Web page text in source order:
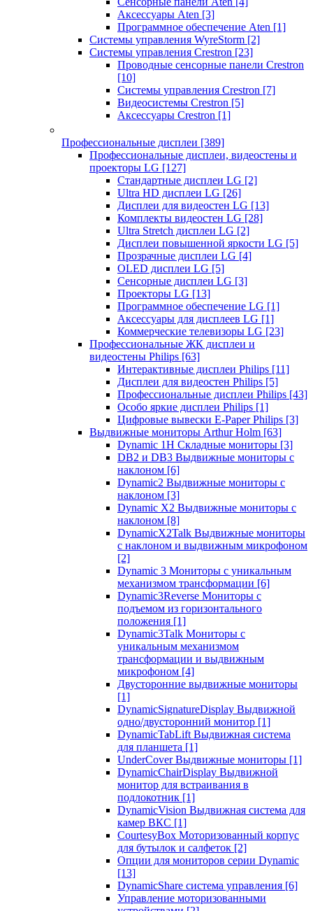
Аксессуары Aten [3]
Программное обеспечение Aten [1]
Системы управления WyreStorm [2]
Системы управления Crestron [23]
Проводные сенсорные панели Crestron
[10]
Системы управления Crestron [7]
Видеосистемы Crestron [5]
Аксессуары Crestron [1]
Профессиональные дисплеи [389]
Профессиональные дисплеи, видеостены и
проекторы LG [127]
Стандартные дисплеи LG [2]
Ultra HD дисплеи LG [26]
Дисплеи для видеостен LG [13]
Комплекты видеостен LG [28]
Ultra Stretch дисплеи LG [2]
Дисплеи повышенной яркости LG [5]
Прозрачные дисплеи LG [4]
OLED дисплеи LG [5]
Сенсорные дисплеи LG [3]
Проекторы LG [13]
Программное обеспечение LG [1]
Аксессуары для дисплеев LG [1]
Коммерческие телевизоры LG [23]
Профессиональные ЖК дисплеи и
видеостены Philips [63]
Интерактивные дисплеи Philips [11]
Дисплеи для видеостен Philips [5]
Профессиональные дисплеи Philips [43]
Особо яркие дисплеи Philips [1]
Цифровые вывески E-Paper Philips [3]
Выдвижные мониторы Arthur Holm [63]
Dynamic 1Н Складные мониторы [3]
DB2 и DB3 Выдвижные мониторы с
наклоном [6]
Dynamic2 Выдвижные мониторы с
наклоном [3]
Dynamic X2 Выдвижные мониторы с
наклоном [8]
DynamicX2Talk Выдвижные мониторы
с наклоном и выдвижным микрофоном
[2]
Dynamic 3 Мониторы с уникальным
механизмом трансформации [6]
Dynamic3Reverse Мониторы с
подъемом из горизонтального
положения [1]
Dynamic3Talk Мониторы с
уникальным механизмом
трансформации и выдвижным
микрофоном [4]
Двусторонние выдвижные мониторы
[1]
DynamicSignatureDisplay Выдвижной
одно/двусторонний монитор [1]
DynamicTabLift Выдвижная система
для планшета [1]
UnderCover Выдвижные мониторы [1]
DynamicChairDisplay Выдвижной
монитор для встраивания в
подлокотник [1]
DynamicVision Выдвижная система для
камер ВКС [1]
CourtesyBox Моторизованный корпус
для бутылок и салфеток [2]
Опции для мониторов серии Dynamic
[13]
DynamicShare система управления [6]
Управление моторизованными